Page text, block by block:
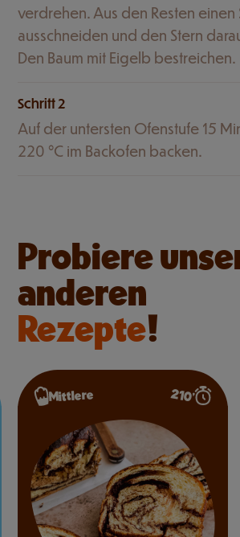
verdrehen. Aus den Resten einen
ausschneiden und den Stern
Den Baum mit Eigelb bestreichen.
Schritt 2
Auf der untersten Ofenstufe 15
220 °C im Backofen backen.
Probiere
anderen
Rezepte!
Mittlere 210’